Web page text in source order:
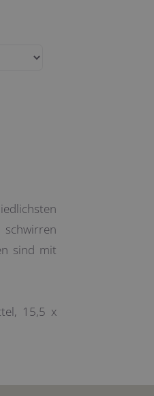
schwirren
sind mit
15,5 x